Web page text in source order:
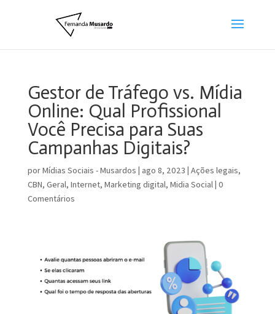
Gestor de Tráfego vs. Mídia
Online: Qual Profissional
Você Precisa para Suas
Campanhas Digitais?
porMídias Sociais - Musardos | ago 8, 2023 | Ações legais,
CBN, Geral, Internet, Marketing digital, Midia Social| 0
Comentários